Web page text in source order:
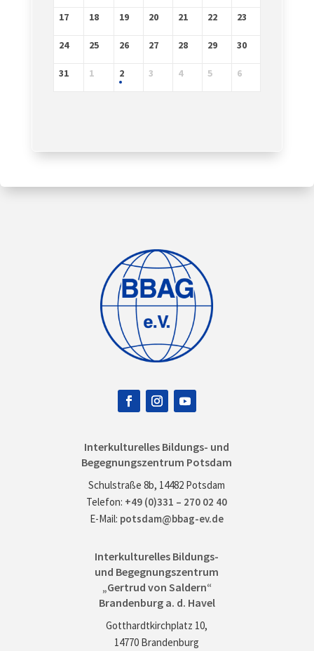
17 18 19 20 21 22 23
24 25 26 27 28 29 30
31 1 2 3 4 5 6
Interkulturelles Bildungs- und
Begegnungszentrum Potsdam
Schulstraße 8b, 14482 Potsdam
Telefon: +49 (0)331 – 270 02 40
E-Mail: potsdam@bbag-ev.de
Interkulturelles Bildungs-
und Begegnungszentrum
„Gertrud von Saldern“
Brandenburg a. d. Havel
Gotthardtkirchplatz 10,
14770 Brandenburg